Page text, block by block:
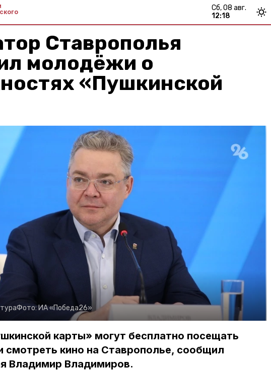
сб, 08 авг.
12:18
Ставрополья
молодёжи о
«Пушкинской
Фото:ИА «Победа26»
карты» могут бесплатно посещать
смотреть кино на Ставрополье, сообщил
Владимир Владимиров.